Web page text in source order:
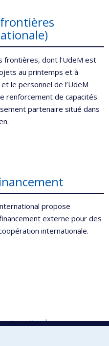
frontières, dont l'UdeM est
au printemps et à
le personnel de l’UdeM
renforcement de capacités
partenaire situé dans
propose
externe pour des
internationale.
internationale